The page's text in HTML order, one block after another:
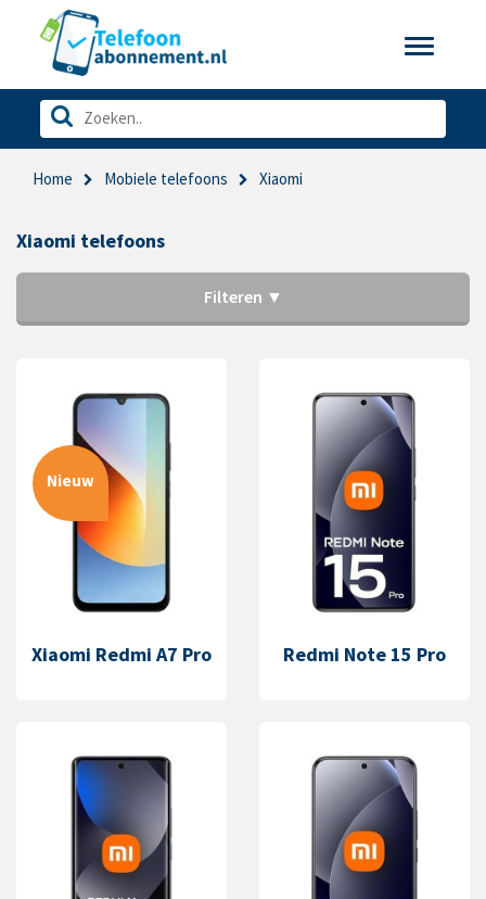
Toggle
Home Mobiele telefoons Xiaomi
Xiaomi telefoons
Filteren ▼
Nieuw
Xiaomi Redmi A7 Pro Redmi Note 15 Pro